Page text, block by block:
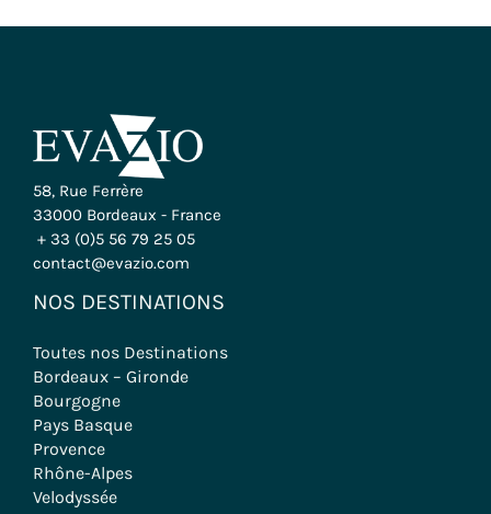
58, Rue Ferrère
33000 Bordeaux - France
+ 33 (0)5 56 79 25 05
contact@evazio.com
NOS DESTINATIONS
Toutes nos Destinations
Bordeaux – Gironde
Bourgogne
Pays Basque
Provence
Rhône-Alpes
Velodyssée